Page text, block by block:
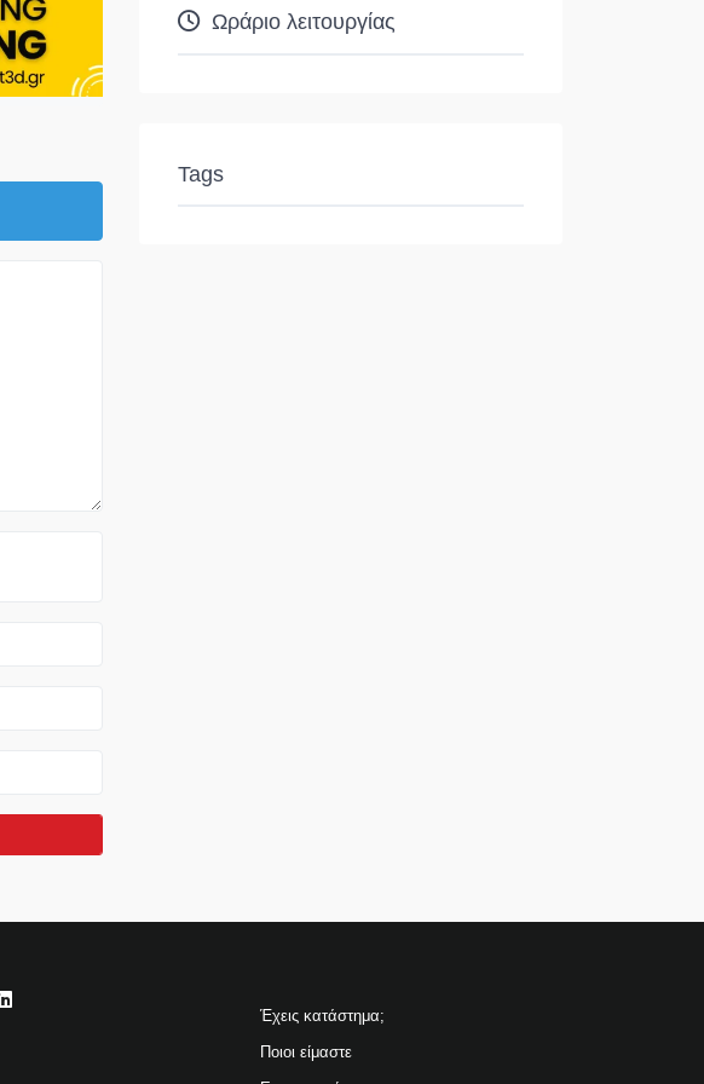
Ωράριο λειτουργίας
Tags
Έχεις κατάστημα;
Ποιοι είμαστε